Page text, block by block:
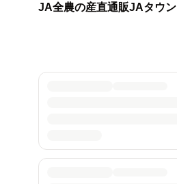
JA全農の産直通販JAタウン